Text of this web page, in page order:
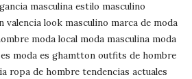
masculina estilo masculino
valencia look masculino marca de moda
moda local moda masculina moda
moda es ghamtton outfits de hombre
ropa de hombre tendencias actuales